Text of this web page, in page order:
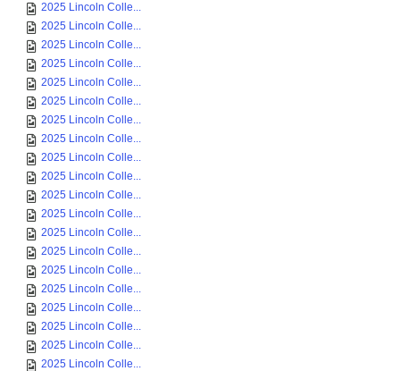
2025 Lincoln Colle...
2025 Lincoln Colle...
2025 Lincoln Colle...
2025 Lincoln Colle...
2025 Lincoln Colle...
2025 Lincoln Colle...
2025 Lincoln Colle...
2025 Lincoln Colle...
2025 Lincoln Colle...
2025 Lincoln Colle...
2025 Lincoln Colle...
2025 Lincoln Colle...
2025 Lincoln Colle...
2025 Lincoln Colle...
2025 Lincoln Colle...
2025 Lincoln Colle...
2025 Lincoln Colle...
2025 Lincoln Colle...
2025 Lincoln Colle...
2025 Lincoln Colle...